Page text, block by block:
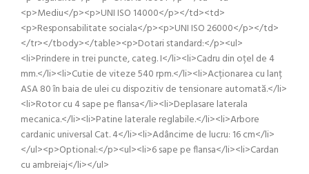
<p>Mediu</p><p>UNI ISO 14000</p></td><td>
<p>Responsabilitate sociala</p><p>UNI ISO 26000</p></td>
</tr></tbody></table><p>Dotari standard:</p><ul>
<li>Prindere in trei puncte, categ. I</li><li>Cadru din oțel de 4
mm.</li><li>Cutie de viteze 540 rpm.</li><li>Acționarea cu lanț
ASA 80 în baia de ulei cu dispozitiv de tensionare automată.</li>
<li>Rotor cu 4 sape pe flansa</li><li>Deplasare laterala
mecanica.</li><li>Patine laterale reglabile.</li><li>Arbore
cardanic universal Cat. 4</li><li>Adâncime de lucru: 16 cm</li>
</ul><p>Optional:</p><ul><li>6 sape pe flansa</li><li>Cardan
cu ambreiaj</li></ul>